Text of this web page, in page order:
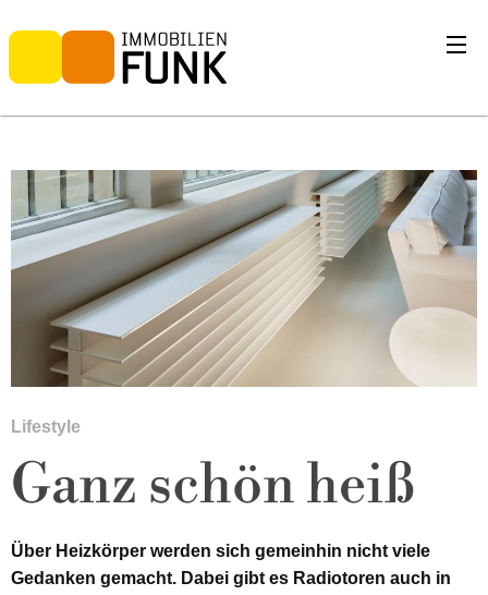
Lifestyle
Ganz schön heiß
Über Heizkörper werden sich gemeinhin nicht viele
Gedanken gemacht. Dabei gibt es Radiotoren auch in